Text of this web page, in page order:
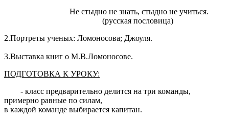
Не стыдно не знать, стыдно не учиться.
(русская пословица)
2.Портреты ученых: Ломоносова; Джоуля.
3.Выставка книг о М.В.Ломоносове.
ПОДГОТОВКА К УРОКУ:
- класс предварительно делится на три команды,
примерно равные по силам,
в каждой команде выбирается капитан.